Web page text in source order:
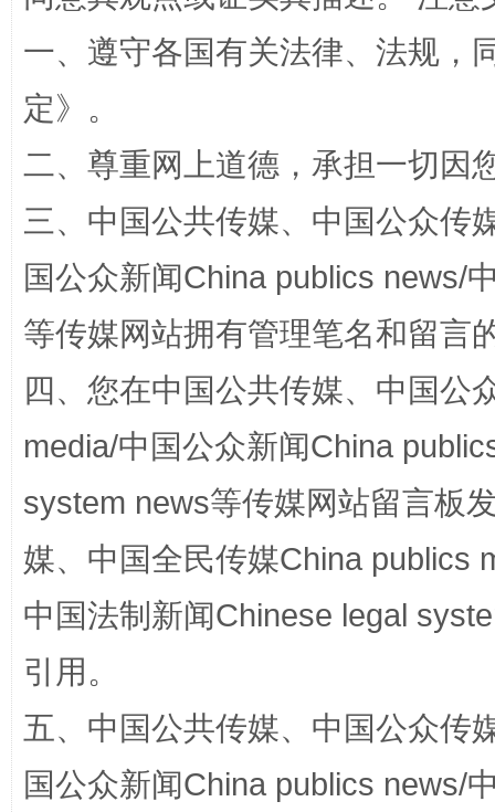
国家大学科技园优化重塑工作
扯下公款旅游的“隐身衣” 如何以
“蜀中异人”王建安的艺术幻境
一、遵守各国有关法律、法规，
定》。
二、尊重网上道德，承担一切因
三、中国公共传媒、中国公众传
国公众新闻China publics news/
等传媒网站拥有管理笔名和留言
四、您在中国公共传媒、中国公
media/中国公众新闻China
system news等传媒网站留言板
媒、中国全民传媒China publics
中国法制新闻Chinese legal
引用。
五、中国公共传媒、中国公众传
国公众新闻China publics news/